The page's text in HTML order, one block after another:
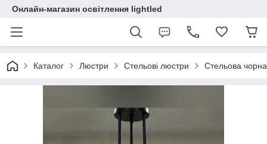
Онлайн-магазин освітлення lightled
Каталог Люстри Cтельові люстри Стельова